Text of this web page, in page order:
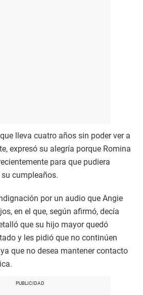
lleva cuatro años sin poder ver a
expresó su alegría porque Romina
para que pudiera
cumpleaños.
por un audio que Angie
en el que, según afirmó, decía
que su hijo mayor quedó
y les pidió que no continúen
que no desea mantener contacto